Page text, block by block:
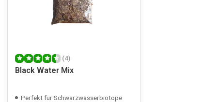
(4)
Black Water Mix
Perfekt für Schwarzwasserbiotope